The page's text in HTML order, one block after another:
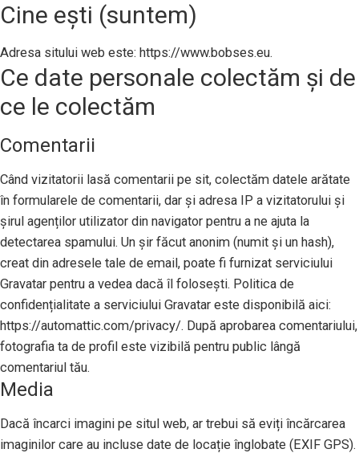
Cine ești (suntem)
Adresa sitului web este: https://www.bobses.eu.
Ce date personale colectăm și de
ce le colectăm
Comentarii
Când vizitatorii lasă comentarii pe sit, colectăm datele arătate
în formularele de comentarii, dar și adresa IP a vizitatorului și
șirul agenților utilizator din navigator pentru a ne ajuta la
detectarea spamului. Un șir făcut anonim (numit și un hash),
creat din adresele tale de email, poate fi furnizat serviciului
Gravatar pentru a vedea dacă îl folosești. Politica de
confidențialitate a serviciului Gravatar este disponibilă aici:
https://automattic.com/privacy/. După aprobarea comentariului,
fotografia ta de profil este vizibilă pentru public lângă
comentariul tău.
Media
Dacă încarci imagini pe situl web, ar trebui să eviți încărcarea
imaginilor care au incluse date de locație înglobate (EXIF GPS).